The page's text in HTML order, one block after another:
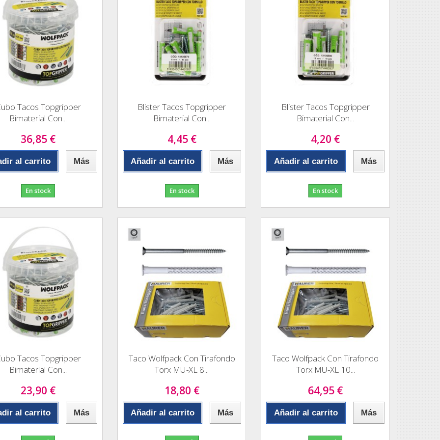
Tacos Topgripper
Bimaterial Con...
36,85 €
al carrito Más
En stock
Blister Tacos Topgripper
Bimaterial Con...
4,45 €
Añadir al carrito Más
En stock
Blister Tacos Topgripper
Bimaterial Con...
4,20 €
Añadir al carrito Más
En stock
Tacos Topgripper
Bimaterial Con...
23,90 €
al carrito Más
Taco Wolfpack Con Tirafondo
Torx MU-XL 8...
18,80 €
Añadir al carrito Más
Taco Wolfpack Con Tirafondo
Torx MU-XL 10...
64,95 €
Añadir al carrito Más